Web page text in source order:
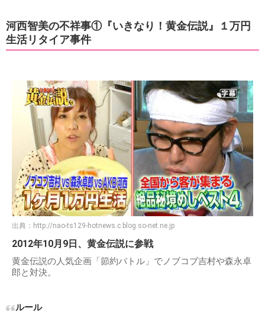
河西智美の不祥事①『いきなり！黄金伝説』１万円
生活リタイア事件
出典： http://nao-ts129-hotnews.c.blog.so-net.ne.jp
2012年10月9日、黄金伝説に参戦
黄金伝説の人気企画「節約バトル」でノブコブ吉村や森永卓
郎と対決。
ルール